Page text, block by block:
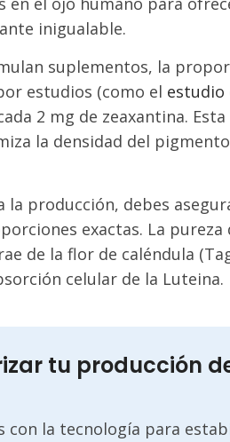
inigualable.
suplementos, la
estudios (como el estudio
2 mg de zeaxantina.
la densidad del
la producción, debes
exactas. La pureza
de la flor de caléndula
celular de la Luteina.
tu producción
con la tecnología para